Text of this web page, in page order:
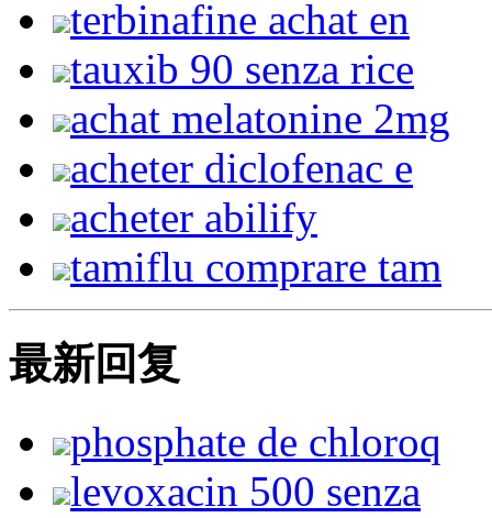
terbinafine achat en
tauxib 90 senza rice
achat melatonine 2mg
acheter diclofenac e
acheter abilify
tamiflu comprare tam
最新回复
phosphate de chloroq
levoxacin 500 senza